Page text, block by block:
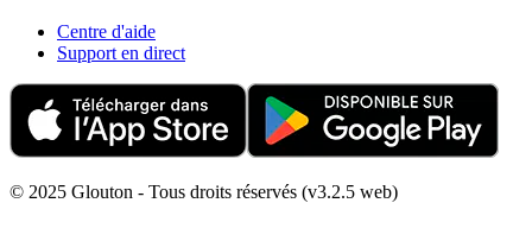
Centre d'aide
Support en direct
© 2025 Glouton - Tous droits réservés (v3.2.5 web)